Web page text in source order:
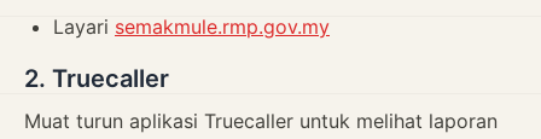
Layari semakmule.rmp.gov.my
2. Truecaller
Muat turun aplikasi Truecaller untuk melihat laporan